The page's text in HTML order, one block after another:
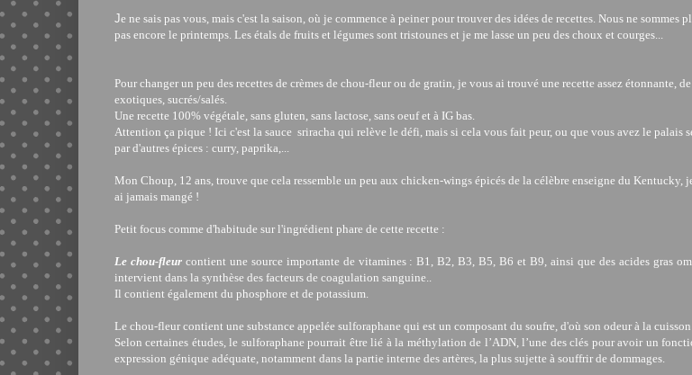
Je ne sais pas vous, mais c'est la saison, où je commence à peiner pour trouver des idées de recettes. Nous ne sommes
pas encore le printemps. Les étals de fruits et légumes sont tristounes et je me lasse un peu des choux et courges...
Pour changer un peu des recettes de crèmes de chou-fleur ou de gratin, je vous ai trouvé une recette assez étonnante,
exotiques, sucrés/salés.
Une recette 100% végétale, sans gluten, sans lactose, sans oeuf et à IG bas.
Attention ça pique ! Ici c'est la sauce sriracha qui relève le défi, mais si cela vous fait peur, ou que vous avez le palais
par d'autres épices : curry, paprika,...
Mon Choup, 12 ans, trouve que cela ressemble un peu aux chicken-wings épicés de la célèbre enseigne du Kentucky,
ai jamais mangé !
Petit focus comme d'habitude sur l'ingrédient phare de cette recette :
Le chou-fleurcontient une source importante de vitamines : B1, B2, B3, B5, B6 et B9, ainsi que des acides gras
intervient dans la synthèse des facteurs de coagulation sanguine.
Il contient également du phosphore et de potassium.
Le chou-fleur contient une substance appelée sulforaphane qui est un composant du soufre, d'où son odeur à la
Selon certaines études, le sulforaphane pourrait être lié à la méthylation de l’ADN, l’une des clés pour avoir un
expression génique adéquate, notamment dans la partie interne des artères, la plus sujette à souffrir de dommages.